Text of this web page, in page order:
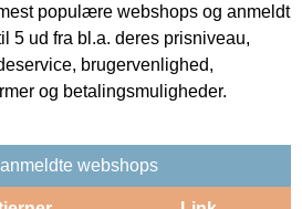
populære webshops og anmeldt
5 ud fra bl.a. deres prisniveau,
brugervenlighed,
og betalingsmuligheder.
webshops